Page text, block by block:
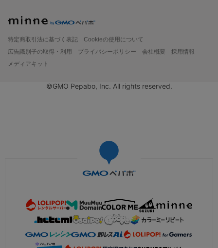
特定商取引法に基づく表記
Cookieの使用について
広告識別子の取得・利用
プライバシーポリシー 会社概要
採用情報
メディアキット
©GMO Pepabo, Inc. All rights reserved.